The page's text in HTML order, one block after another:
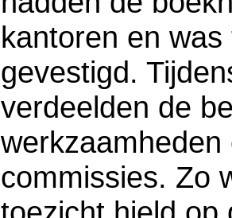
kantoren en
gevestigd.
verdeelden de
commissies. Zo